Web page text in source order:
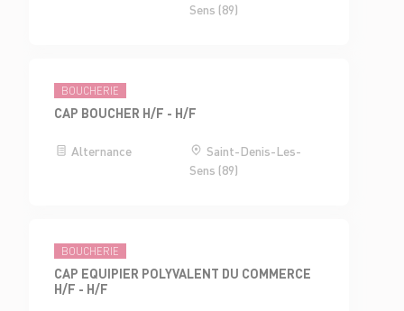
Sens (89)
BOUCHERIE
CAP BOUCHER H/F - H/F
Alternance
Saint-Denis-Les-
Sens (89)
BOUCHERIE
CAP EQUIPIER POLYVALENT DU COMMERCE
H/F - H/F